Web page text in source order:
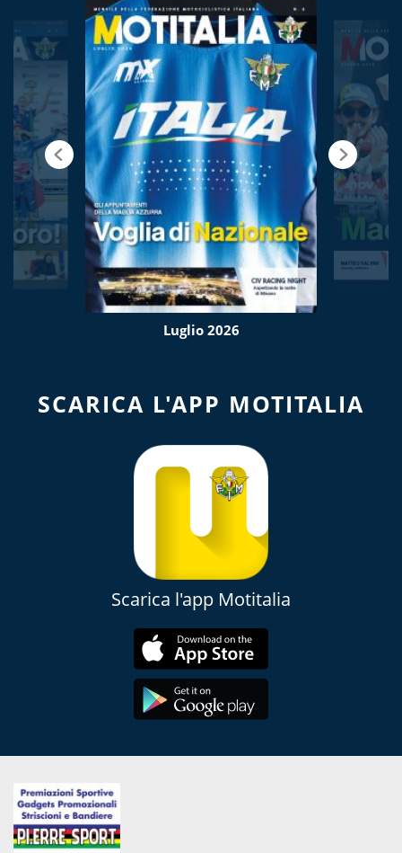
Luglio 2026
SCARICA L'APP MOTITALIA
Scarica l'app Motitalia